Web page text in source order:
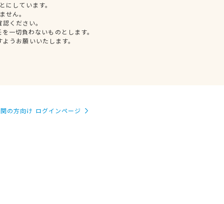
しています。
せん。
ください。
一切負わないものとします。
うお願いいたします。
の方向け ログインページ